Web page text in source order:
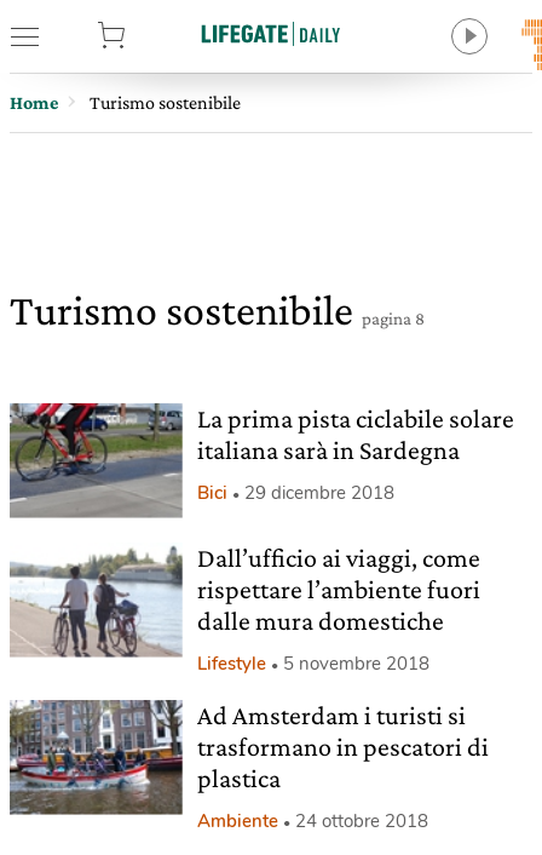
Home Turismo sostenibile
Turismo sostenibile pagina 8
La prima pista ciclabile solare
italiana sarà in Sardegna
Bici 29 dicembre 2018
Dall’ufficio ai viaggi, come
rispettare l’ambiente fuori
dalle mura domestiche
Lifestyle 5 novembre 2018
Ad Amsterdam i turisti si
trasformano in pescatori di
plastica
Ambiente 24 ottobre 2018